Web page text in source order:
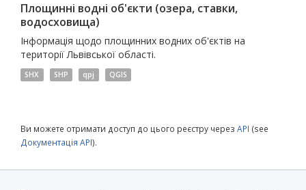
Площинні водні об'єкти (озера, ставки,
водосховища)
Інформація щодо площинних водних об'єктів на
території Львівської області.
SHX SHP qpj QGIS
Ви можете отримати доступ до цього реєстру через API (see
Документація API).